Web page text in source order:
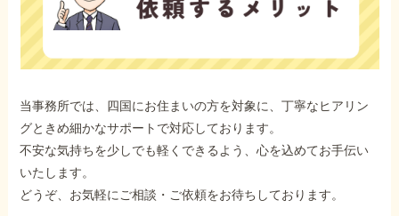
当事務所では、四国にお住まいの方を対象に、丁寧なヒアリン
グときめ細かなサポートで対応しております。
不安な気持ちを少しでも軽くできるよう、心を込めてお手伝い
いたします。
どうぞ、お気軽にご相談・ご依頼をお待ちしております。